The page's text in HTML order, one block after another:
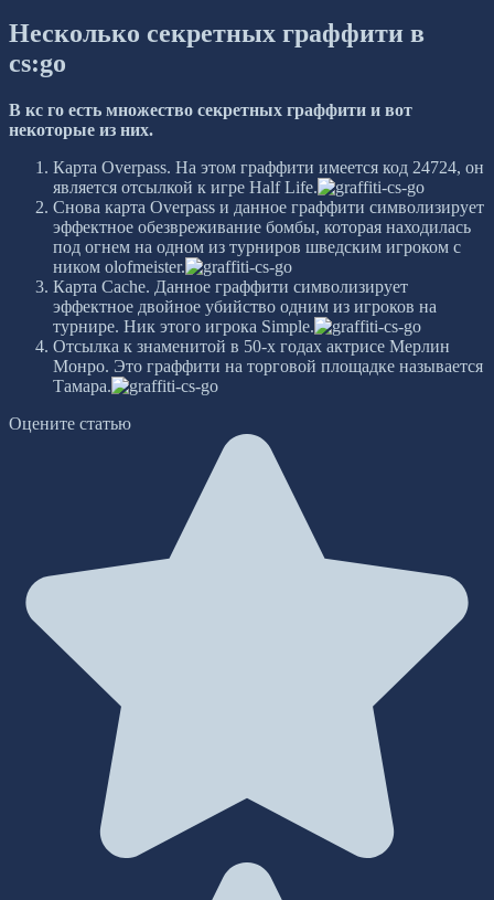
Несколько секретных граффити в
cs:go
В кс го есть множество секретных граффити и вот
некоторые из них.
Карта Overpass. На этом граффити имеется код 24724, он
является отсылкой к игре Half Life.
Снова карта Overpass и данное граффити символизирует
эффектное обезвреживание бомбы, которая находилась
под огнем на одном из турниров шведским игроком с
ником olofmeister.
Карта Cache. Данное граффити символизирует
эффектное двойное убийство одним из игроков на
турнире. Ник этого игрока Simple.
Отсылка к знаменитой в 50-х годах актрисе Мерлин
Монро. Это граффити на торговой площадке называется
Тамара.
Оцените статью